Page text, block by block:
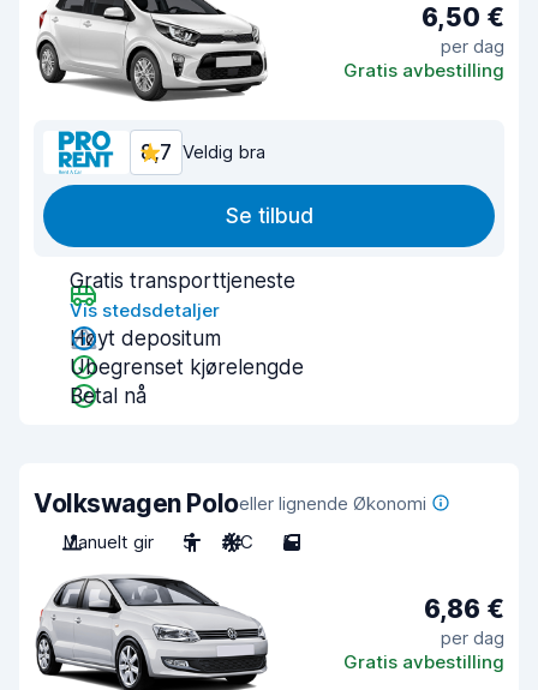
6,50 €
per dag
Gratis avbestilling
8,7 Veldig bra
Se tilbud
Gratis transporttjeneste
Vis stedsdetaljer
Høyt depositum
Ubegrenset kjørelengde
Betal nå
Volkswagen Poloeller lignende Økonomi
Manuelt gir
5 A/C 5
6,86 €
per dag
Gratis avbestilling